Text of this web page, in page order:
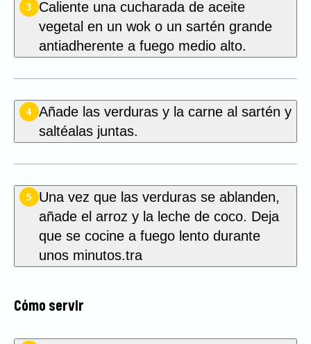
3
Caliente una cucharada de aceite
vegetal en un wok o un sartén grande
antiadherente a fuego medio alto.
4
Añade las verduras y la carne al sartén y
saltéalas juntas.
5
Una vez que las verduras se ablanden,
añade el arroz y la leche de coco. Deja
que se cocine a fuego lento durante
unos minutos.tra
Cómo servir